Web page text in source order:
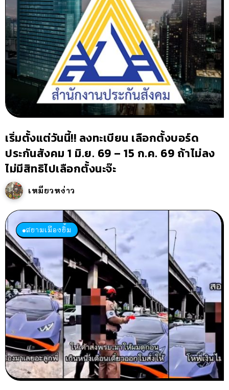
เริ่มตั้งแต่วันนี้!! ลงทะเบียน เลือกตั้งบอร์ด
ประกันสังคม 1 มิ.ย. 69 – 15 ก.ค. 69 ถ้าไม่ลง
ไม่มีสิทธิไปเลือกตั้งนะจ๊ะ
เหมียวหง่าว
สยามเมืองยิ้ม